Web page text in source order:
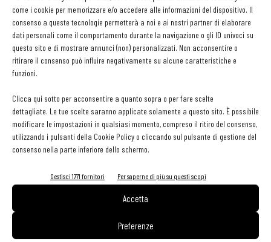
come i cookie per memorizzare e/o accedere alle informazioni del dispositivo. Il
consenso a queste tecnologie permetterà a noi e ai nostri partner di elaborare
dati personali come il comportamento durante la navigazione o gli ID univoci su
questo sito e di mostrare annunci (non) personalizzati. Non acconsentire o
ritirare il consenso può influire negativamente su alcune caratteristiche e
funzioni.
Clicca qui sotto per acconsentire a quanto sopra o per fare scelte
dettagliate. Le tue scelte saranno applicate solamente a questo sito. È possibile
modificare le impostazioni in qualsiasi momento, compreso il ritiro del consenso,
utilizzando i pulsanti della Cookie Policy o cliccando sul pulsante di gestione del
consenso nella parte inferiore dello schermo.
Gestisci 1771 fornitori Per saperne di più su questi scopi
Accetta
Preferenze
Il divieto di utilizzo
In alcuni alimenti è vietato per legge aggiungere di additivi come
specificato nella Direttiva 95/2/CE del 20 febbraio 1995. Ecco quali
sono:
• miele, come definito nella direttiva 74/409/CEE
• oli e grassi di origine animale o vegetale, non emulsionati
• burro
• latte (compreso quello intero, scremato e parzialmente scremato),
intera pastorizzata
• prodotti lattieri non aromatizzati, ottenuti con fermenti vivi
• acqua minerale naturale, come definita nella direttiva
80/777/CEE, e acqua di sorgente